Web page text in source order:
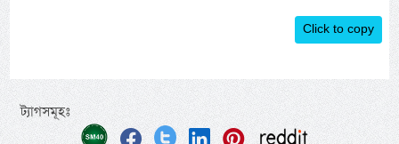
Click to copy
ট্যাগসমূহঃ